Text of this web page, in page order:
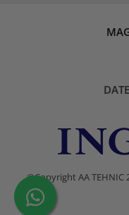
©Copyright AA TEHNIC